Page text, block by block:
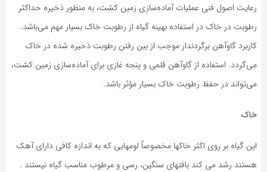
رعایت اصول فنی عملیات آماده‌سازی زمین کشت، به منظور ذخیره حداکثر
رطوبت در خاک در استفاده بهینه گیاه از رطوبت خاک بسیار مهم می‌باشد.
کاربرد گاو‌آهن برگردندار موجب از بین رفتن رطوبت ذخیره شده در خاک
می‌گردد. استفاده از گاو‌آهن قلمی و پنجه غازی برای آماده‌سازی زمین کشت،
می‌تواند در حفظ رطوبت خاک بسیار مؤثر باشد.
خاک
این گیاه بر روی اکثر خاکها مخصوصاً لومهایی که به اندازه کافی دارای آهک
هستند رشد می کند بافتهای سنگین، رسی و مرطوب مناسب گیاه نیستند .